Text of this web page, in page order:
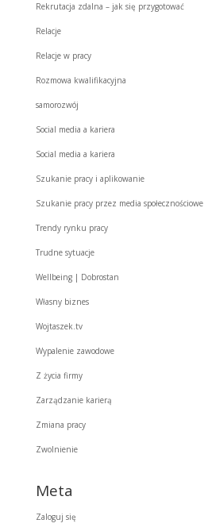
Rekrutacja zdalna – jak się przygotować
Relacje
Relacje w pracy
Rozmowa kwalifikacyjna
samorozwój
Social media a kariera
Social media a kariera
Szukanie pracy i aplikowanie
Szukanie pracy przez media społecznościowe
Trendy rynku pracy
Trudne sytuacje
Wellbeing | Dobrostan
Własny biznes
Wojtaszek.tv
Wypalenie zawodowe
Z życia firmy
Zarządzanie karierą
Zmiana pracy
Zwolnienie
Meta
Zaloguj się